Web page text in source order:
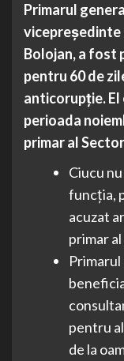
Primarul
vicepreședinte
Bolojan, a fost
pentru 60 de
anticorupție. El
perioada
primar al
Ciucu
funcția,
acuzat
primar
pentru
de la